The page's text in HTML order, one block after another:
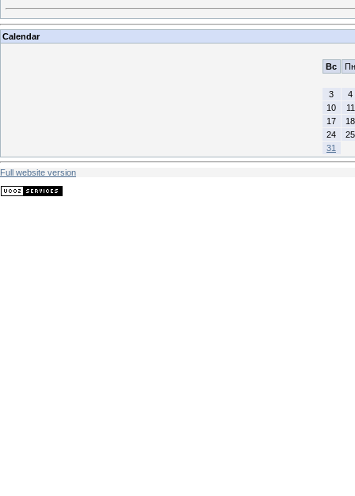
Calendar
Вс Пн
3
4
10
11
17
18
24
25
31
Full website version